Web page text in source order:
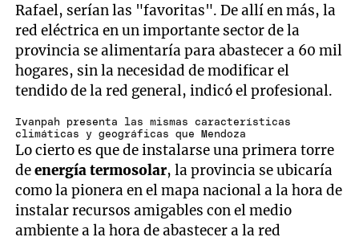
Rafael, serían las "favoritas". De allí en más, la
red eléctrica en un importante sector de la
provincia se alimentaría para abastecer a 60 mil
hogares, sin la necesidad de modificar el
tendido de la red general, indicó el profesional.
Ivanpah presenta las mismas características
climáticas y geográficas que Mendoza
Lo cierto es que de instalarse una primera torre
deenergía termosolar, la provincia se ubicaría
como la pionera en el mapa nacional a la hora de
instalar recursos amigables con el medio
ambiente a la hora de abastecer a la red